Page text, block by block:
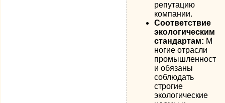
репутацию
компании.
Соответствие
экологическим
стандартам: М
ногие отрасли
промышленност
и обязаны
соблюдать
строгие
экологические